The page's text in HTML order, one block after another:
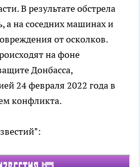
В результате обстрела
а на соседних машинах и
от осколков.
на фоне
Донбасса,
24 февраля 2022 года в
конфликта.